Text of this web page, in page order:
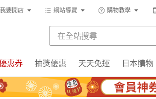
我要開店 網站導覽 購物教學
惠券 抽獎優惠 天天免運 日本購物